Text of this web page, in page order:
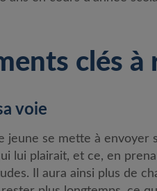
clés à
voie
jeune se mette à envoyer
lui plairait, et ce, en
Il aura ainsi plus de